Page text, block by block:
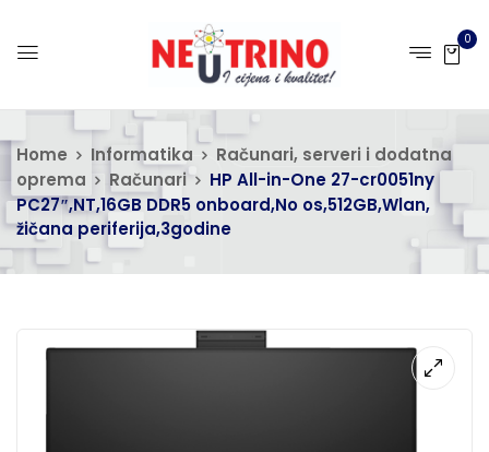
0
Home Informatika
Računari, serveri i dodatna
oprema
Računari
HP All-in-One 27-cr0051ny
PC27″,NT,16GB DDR5 onboard,No os,512GB,Wlan,
žičana periferija,3godine